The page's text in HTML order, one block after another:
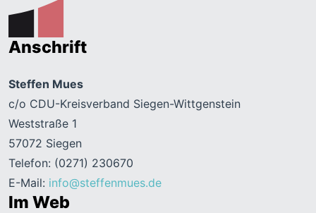
Anschrift
Steffen Mues
c/o CDU-Kreisverband Siegen-Wittgenstein
Weststraße 1
57072 Siegen
Telefon: (0271) 230670
E-Mail: info@steffenmues.de
Im Web